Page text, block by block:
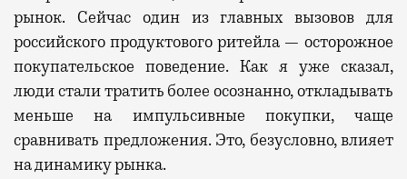
рынок. Сейчасодин из главных вызовов для
российского продуктового ритейла — осторожное
покупательское поведение. Как я уже сказал,
люди стали тратить более осознанно, откладывать
меньше на импульсивные покупки, чаще
сравнивать предложения. Это, безусловно, влияет
на динамику рынка.